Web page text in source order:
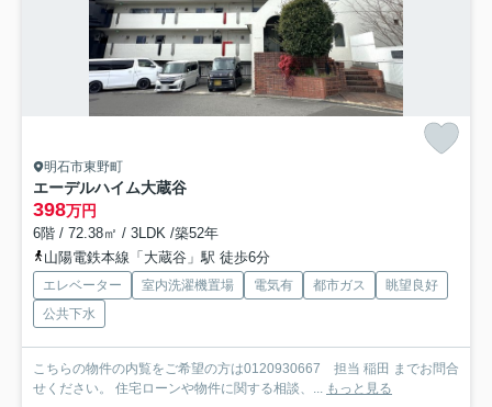
明石市東野町
エーデルハイム大蔵谷
398万円
6階 / 72.38㎡ / 3LDK /築52年
山陽電鉄本線「大蔵谷」駅 徒歩6分
エレベーター 室内洗濯機置場 電気有 都市ガス
眺望良好
公共下水
こちらの物件の内覧をご希望の方は0120930667 担当 稲田 までお問合
せください。 住宅ローンや物件に関する相談、... もっと見る